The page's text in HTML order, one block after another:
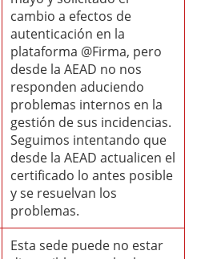
cambio a efectos de
autenticación en la
plataforma @Firma, pero
desde la AEAD no nos
responden aduciendo
problemas internos en la
gestión de sus incidencias.
Seguimos intentando que
desde la AEAD actualicen el
certificado lo antes posible
y se resuelvan los
problemas.
Esta sede puede no estar